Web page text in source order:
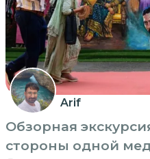
Arif
Обзорная
стороны одной